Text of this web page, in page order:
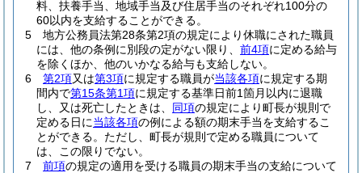
料、扶養手当、地域手当及び住居手当のそれぞれ100分の
60以内を支給することができる。
5
地方公務員法第28条第2項の規定により休職にされた職員
には、他の条例に別段の定がない限り、 前4項に定める給与
を除くほか、他のいかなる給与も支給しない。
6
第2項又は第3項に規定する職員が当該各項に規定する期
間内で第15条第1項に規定する基準日前1箇月以内に退職
し、又は死亡したときは、 同項の規定により町長が規則で
定める日に当該各項の例による額の期末手当を支給するこ
とができる。 ただし、町長が規則で定める職員について
は、この限りでない。
7
前項の規定の適用を受ける職員の期末手当の支給について